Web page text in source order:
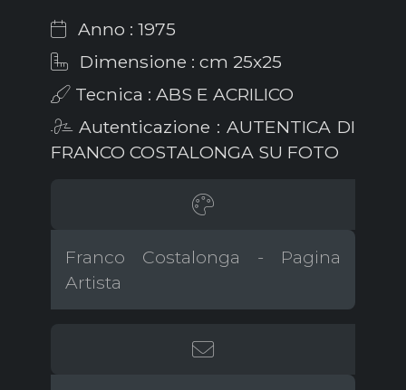
Anno : 1975
Dimensione : cm 25x25
Tecnica : ABS E ACRILICO
Autenticazione : AUTENTICA DI
FRANCO COSTALONGA SU FOTO
Franco Costalonga - Pagina
Artista